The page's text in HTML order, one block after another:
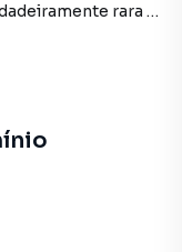
rara e
1) está situado
o lote oferece a
segurança